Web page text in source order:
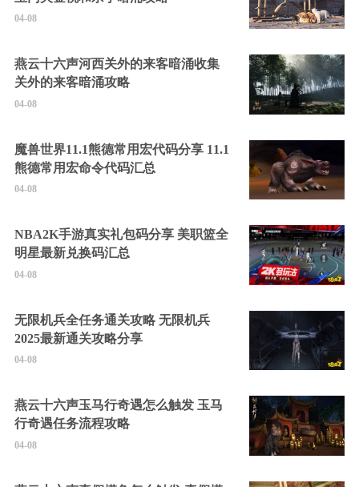
04-08
燕云十六声河西关外的来客暗涌收集
关外的来客暗涌攻略
04-08
魔兽世界11.1熊德常用宏代码分享 11.1
熊德常用宏命令代码汇总
04-08
NBA2K手游真实礼包码分享 美职篮全
明星最新兑换码汇总
04-08
无限机兵全任务通关攻略 无限机兵
2025最新通关攻略分享
04-08
燕云十六声玉马行奇遇怎么触发 玉马
行奇遇任务流程攻略
04-08